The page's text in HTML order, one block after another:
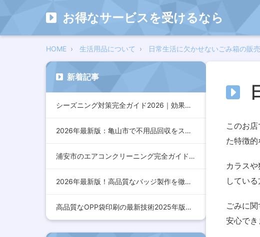
お得なサービスを受けるなら
HOME 生活用品について 日常生活に欠かせないごみ箱の販売
このお
た特徴的
カラス
してい
ごみに
安心でき
新着記事
シーズニング対策完全ガイド2026｜効果的な方法とおすすめア…
2026年最新版：亀山市で不用品回収をスムーズに行うための完…
浦安市のエアコンクリーニング完全ガイド2026年版｜効果的な…
2026年最新版！高品質なバッジ製作を徹底解説：デザインから…
高品質なOPP袋印刷の最新技術2025年版：コスト削減とデザ…